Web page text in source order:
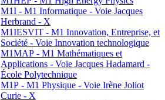
M1I - M1 Informatique - Voie Jacques
Herbrand - X
M1IESVIT - M1 Innovation, Entreprise, et
Société - Voie Innovation technologique
M1MAP - M1 Mathématiques et
Applications - Voie Jacques Hadamard -
École Polytechnique
M1P - M1 Physique - Voie Irène Joliot
Curie - X